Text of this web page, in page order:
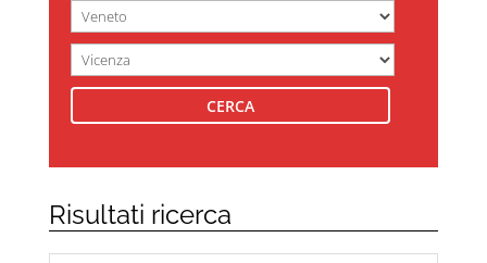
Risultati ricerca